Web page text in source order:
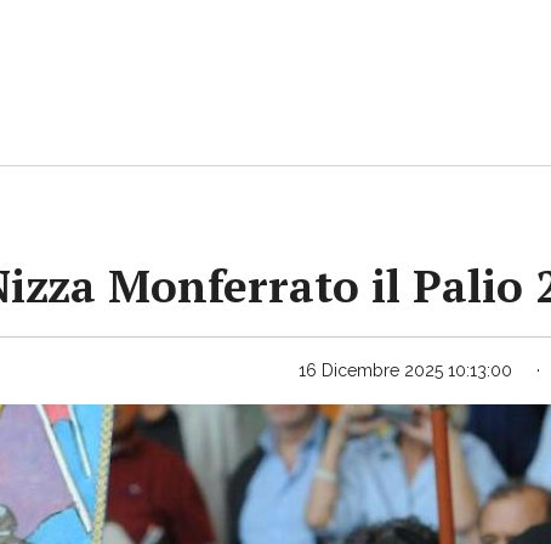
Monferrato il Palio
16 Dicembre 2025 10:13:00